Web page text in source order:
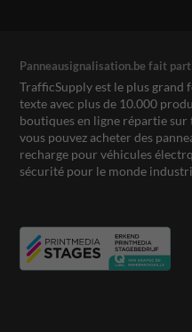
Panneausignalisation.be fait
TrafficSupply est le plus grand
texte avec plus de 10.000
boutiques en ligne répartie
vous pouvez acheter des
recharge pour véhicules
sécurité pour le monde